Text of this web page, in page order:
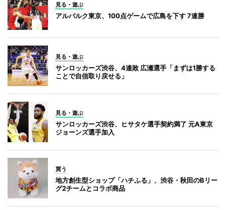
見る・遊ぶ
アルバルク東京、100点ゲームで広島を下す 7連勝
見る・遊ぶ
サンロッカーズ渋谷、4連敗 広瀬選手「まずは1勝する
ことで自信取り戻せる」
見る・遊ぶ
サンロッカーズ渋谷、ヒサタケ選手契約満了 元A東京
ジョーンズ選手加入
買う
地方創生型ショップ「ハチふる」、渋谷・秋田のBリー
グ2チームとコラボ商品